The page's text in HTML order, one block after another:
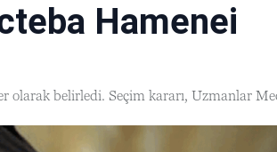
Hamenei
belirledi. Seçim kararı, Uzmanlar